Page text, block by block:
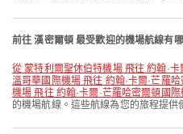
前往 漢密爾頓 最受歡迎的機場航線有
從 蒙特利爾聖休伯特機場 飛往 約翰·
溫哥華國際機場 飛往 約翰·卡爾·芒羅
機場 飛往 約翰·卡爾·芒羅哈密爾頓國
的機場航線。這些航線為您的旅程提供